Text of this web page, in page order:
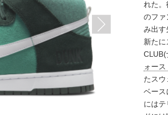
れた。
のファ
み出す
新た
CLUB(
ォース
たス
ベース
には